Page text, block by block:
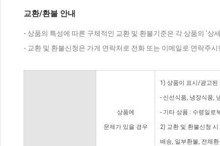
교환/환불 안내
- 상품의 특성에 따른 구체적인 교환 및 환불기준은 각 상품의 '상
- 교환 및 환불신청은 가게 연락처로 전화 또는 이메일로 연락주
상품에
문제가 있을 경우
1) 상품이 표시/광고된
- 신선식품, 냉장식품,
- 기타 상품 : 수령일로
2) 교환 및 환불신청
배송, 일부환불, 전체